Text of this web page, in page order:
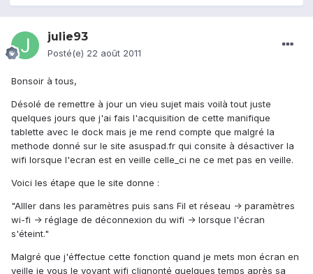
julie93
Posté(e) 22 août 2011
Bonsoir à tous,
Désolé de remettre à jour un vieu sujet mais voilà tout juste
quelques jours que j'ai fais l'acquisition de cette manifique
tablette avec le dock mais je me rend compte que malgré la
methode donné sur le site asuspad.fr qui consite à désactiver la
wifi lorsque l'ecran est en veille celle_ci ne ce met pas en veille.
Voici les étape que le site donne :
"Alller dans les paramètres puis sans Fil et réseau -> paramètres
wi-fi -> réglage de déconnexion du wifi -> lorsque l'écran
s'éteint."
Malgré que j'éffectue cette fonction quand je mets mon écran en
veille je vous le voyant wifi clignonté quelques temps après sa